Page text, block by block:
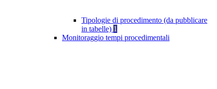
Tipologie di procedimento (da pubblicare
in tabelle) 1
Monitoraggio tempi procedimentali